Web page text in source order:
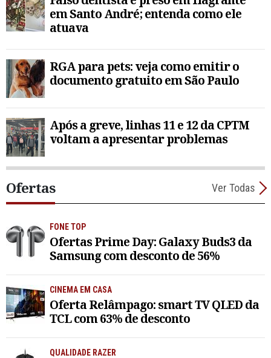
em Santo André; entenda como ele
atuava
RGA para pets: veja como emitir o
documento gratuito em São Paulo
Após a greve, linhas 11 e 12 da CPTM
voltam a apresentar problemas
Ofertas Ver Todas
FONE TOP
Ofertas Prime Day: Galaxy Buds3 da
Samsung com desconto de 56%
CINEMA EM CASA
Oferta Relâmpago: smart TV QLED da
TCL com 63% de desconto
QUALIDADE RAZER